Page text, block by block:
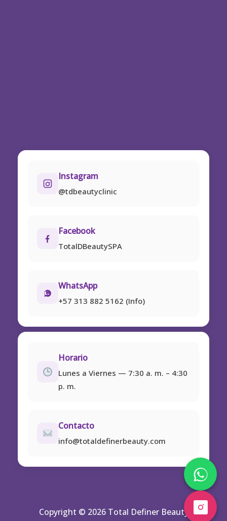
Instagram
@tdbeautyclinic
Facebook
TotalDBeautySPA
WhatsApp
+57 313 882 5162 (Info)
Horario
Lunes a Viernes — 7:30 a. m. – 4:30
p. m.
Contacto
info@totaldefinerbeauty.com
Copyright © 2026 Total Definer Beauty